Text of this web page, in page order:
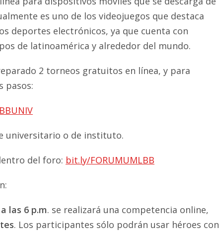
es uno de los videojuegos que destaca
deportes electrónicos, ya que cuenta con
de latinoamérica y alrededor del mundo.
2 torneos gratuitos en línea, y para
pasos:
universitario o de instituto.
del foro: bit.ly/FORUMUMLBB
las 6 p.m. se realizará una competencia online,
. Los participantes sólo podrán usar héroes con